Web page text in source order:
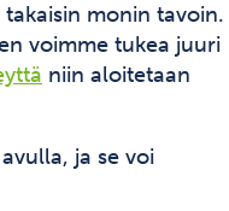
monin tavoin.
voimme tukea juuri
niin aloitetaan
ja se voi